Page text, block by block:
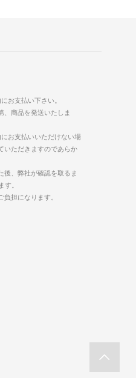
お支払い下さい。
、商品を発送いたしま
にお支払いいただけない場
いただきますのであらか
後、弊社が確認を取るま
す。
負担になります。